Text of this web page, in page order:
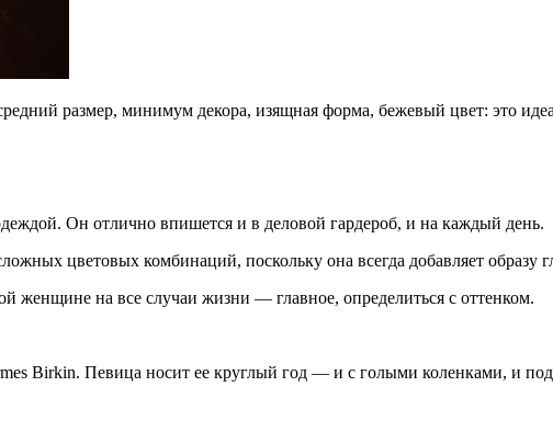
размер, минимум декора, изящная форма, бежевый цвет: это
Он отлично впишется и в деловой гардероб, и на каждый день.
цветовых комбинаций, поскольку она всегда добавляет образу
на все случаи жизни — главное, определиться с оттенком.
Birkin. Певица носит ее круглый год — и с голыми коленками, и под